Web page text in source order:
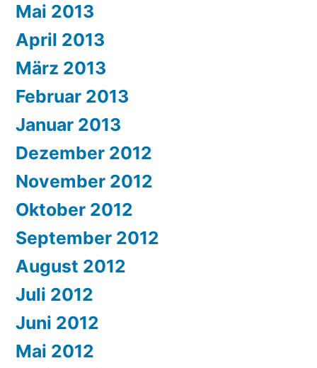
Mai 2013
April 2013
März 2013
Februar 2013
Januar 2013
Dezember 2012
November 2012
Oktober 2012
September 2012
August 2012
Juli 2012
Juni 2012
Mai 2012